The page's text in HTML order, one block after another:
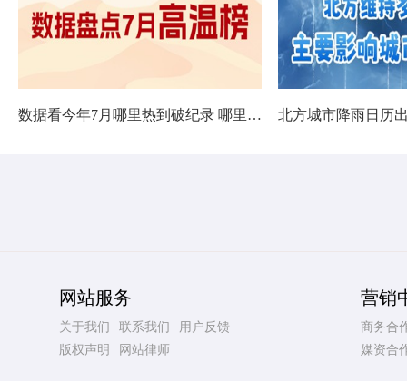
数据看今年7月哪里热到破纪录 哪里暑热连轴转
网站服务
关于我们 联系我们
用户反馈
版权声明
网站律师
营销
商务合
媒资合